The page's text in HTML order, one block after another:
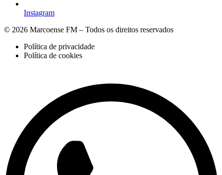
Instagram
© 2026 Marcoense FM – Todos os direitos reservados
Política de privacidade
Política de cookies